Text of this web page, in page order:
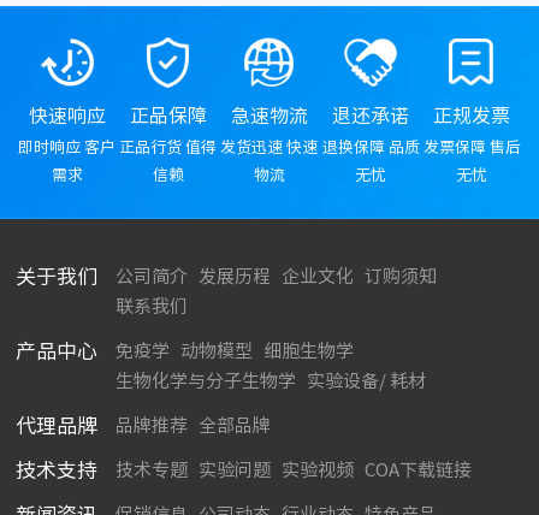
快速响应
即时响应 客户
需求
正品保障
正品行货 值得
信赖
急速物流
发货迅速 快速
物流
退还承诺
退换保障 品质
无忧
正规发票
发票保障 售后
无忧
关于我们 公司简介 发展历程 企业文化
订购须知
联系我们
产品中心 免疫学 动物模型
细胞生物学
生物化学与分子生物学
实验设备/ 耗材
代理品牌 品牌推荐 全部品牌
技术支持 技术专题 实验问题 实验视频 COA下载链接